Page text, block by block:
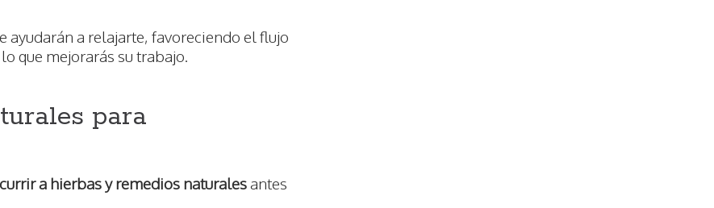
ayudarán a relajarte, favoreciendo el flujo
que mejorarás su trabajo.
para
a hierbas y remedios naturalesantes